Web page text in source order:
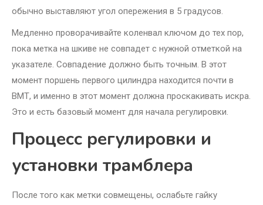
обычно выставляют угол опережения в 5 градусов.
Медленно проворачивайте коленвал ключом до тех пор,
пока метка на шкиве не совпадет с нужной отметкой на
указателе. Совпадение должно быть точным. В этот
момент поршень первого цилиндра находится почти в
ВМТ, и именно в этот момент должна проскакивать искра.
Это и есть базовый момент для начала регулировки.
Процесс регулировки и
установки трамблера
После того как метки совмещены, ослабьте гайку